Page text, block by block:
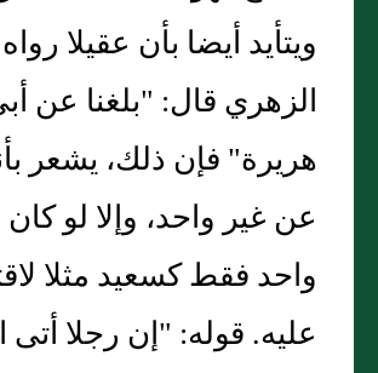
ويتأيد أيضا بأن عقيلا
الزهري قال: "بلغنا عن
هريرة" فإن ذلك، يشعر
عن غير واحد، وإلا لو
واحد فقط كسعيد مثلا
عليه. قوله: "إن رجلا أتى